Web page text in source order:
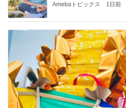
Amebaトピックス 1日前